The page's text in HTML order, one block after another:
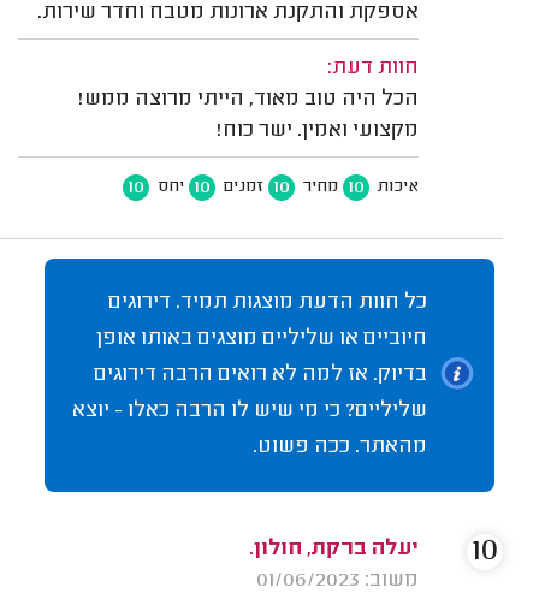
אספקת והתקנת ארונות מטבח וחדר שירות.
חוות דעת:
הכל היה טוב מאוד, הייתי מרוצה ממש!
מקצועי ואמין. ישר כוח!
איכות 10 מחיר 10 זמנים 10 יחס 10
כל חוות הדעת מוצגות תמיד. דירוגים
חיוביים או שליליים מוצגים באותו אופן
בדיוק. אז למה לא רואים הרבה דירוגים
שליליים? כי מי שיש לו הרבה כאלו - יוצא
מהאתר. ככה פשוט.
יעלה ברקת, חולון.
משוב: 01/06/2023
10